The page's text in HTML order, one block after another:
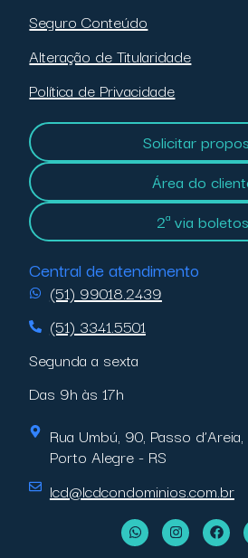
Seguro Conteúdo
Alteração de Titularidade
Política de Privacidade
Solicitar
Área do
2ª via boletos
Central de atendimento
(51) 99018.2439
(51) 3341.5501
Segunda a sexta
Das 9h às 17h
Rua Umbú, 90, Passo d’Areia,
Porto Alegre - RS
lcd@lcdcondominios.com.br